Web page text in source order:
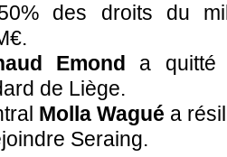
des droits du
Emond a quitté
de Liège.
Molla Wagué a
Seraing.